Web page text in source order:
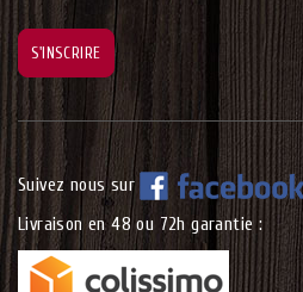
Suivez nous sur
Livraison en 48 ou 72h garantie :